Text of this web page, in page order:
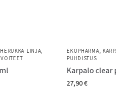
HERUKKA-LINJA,
EKOPHARMA,
PUHDISTUS
Karpalo clear
27,90€